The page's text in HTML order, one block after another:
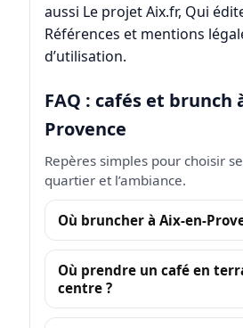
aussi Le projet Aix.fr, Qui
Références et mentions
d’utilisation.
FAQ : cafés et brunch
Provence
Repères simples pour choisir
quartier et l’ambiance.
Où bruncher à Aix-en-
Où prendre un café en
centre ?